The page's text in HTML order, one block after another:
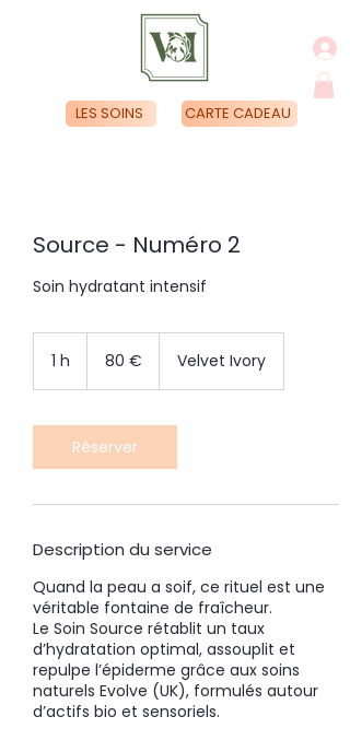
LES SOINS CARTE CADEAU
Source - Numéro 2
Soin hydratant intensif
1 h 80 € Velvet Ivory
Réserver
Description du service
Quand la peau a soif, ce rituel est une
véritable fontaine de fraîcheur.
Le Soin Source rétablit un taux
d’hydratation optimal, assouplit et
repulpe l’épiderme grâce aux soins
naturels Evolve (UK), formulés autour
d’actifs bio et sensoriels.